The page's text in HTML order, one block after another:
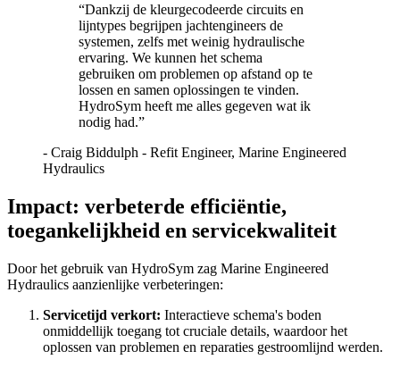
“Dankzij de kleurgecodeerde circuits en
lijntypes begrijpen jachtengineers de
systemen, zelfs met weinig hydraulische
ervaring. We kunnen het schema
gebruiken om problemen op afstand op te
lossen en samen oplossingen te vinden.
HydroSym heeft me alles gegeven wat ik
nodig had.”
- Craig Biddulph - Refit Engineer, Marine Engineered
Hydraulics
Impact: verbeterde efficiëntie,
toegankelijkheid en servicekwaliteit
Door het gebruik van HydroSym zag Marine Engineered
Hydraulics aanzienlijke verbeteringen:
Servicetijd verkort: Interactieve schema's boden
onmiddellijk toegang tot cruciale details, waardoor het
oplossen van problemen en reparaties gestroomlijnd werden.